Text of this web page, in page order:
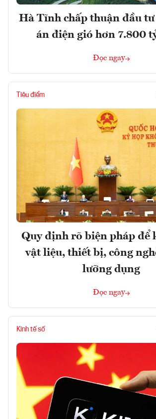
Hà Tĩnh chấp thuận đầu
án điện gió hơn 7.800
Đọc ngay
Tiêu điểm
Quy định rõ biện pháp để
vật liệu, thiết bị, công
lưỡng dụng
Đọc ngay
Kinh tế số